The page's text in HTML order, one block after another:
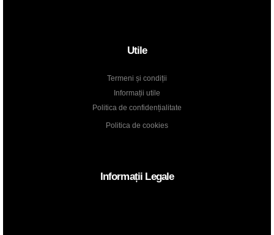
Utile
Termeni și condiții
Informații utile
Politica de confidențialitate
Politica de cookies
Informații Legale